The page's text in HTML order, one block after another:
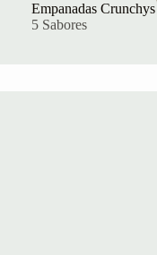
Empanadas Crunchys
5 Sabores